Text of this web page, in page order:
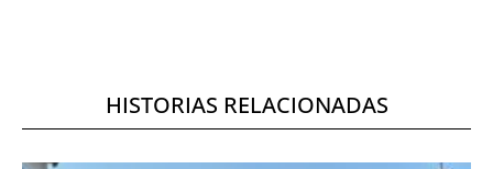
HISTORIAS RELACIONADAS